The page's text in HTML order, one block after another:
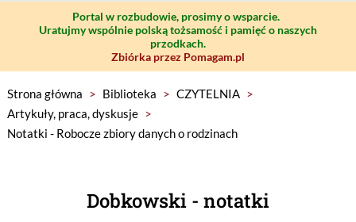
Portal w rozbudowie, prosimy o wsparcie.
Uratujmy wspólnie polską tożsamość i pamięć o naszych
przodkach.
Zbiórka przez Pomagam.pl
Strona główna > Biblioteka > CZYTELNIA >
Artykuły, praca, dyskusje >
Notatki - Robocze zbiory danych o rodzinach
Dobkowski - notatki